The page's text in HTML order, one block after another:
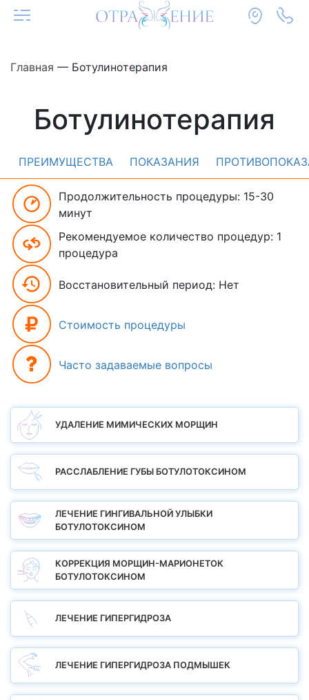
Главная — Ботулинотерапия
Ботулинотерапия
ПРЕИМУЩЕСТВА ПОКАЗАНИЯ
Продолжительность процедуры: 15-30
минут
Рекомендуемое количество процедур: 1
процедура
Восстановительный период: Нет
Стоимость процедуры
Часто задаваемые вопросы
УДАЛЕНИЕ МИМИЧЕСКИХ МОРЩИН
РАССЛАБЛЕНИЕ ГУБЫ БОТУЛОТОКСИНОМ
ЛЕЧЕНИЕ ГИНГИВАЛЬНОЙ УЛЫБКИ
БОТУЛОТОКСИНОМ
КОРРЕКЦИЯ МОРЩИН-МАРИОНЕТОК
БОТУЛОТОКСИНОМ
ЛЕЧЕНИЕ ГИПЕРГИДРОЗА
ЛЕЧЕНИЕ ГИПЕРГИДРОЗА ПОДМЫШЕК